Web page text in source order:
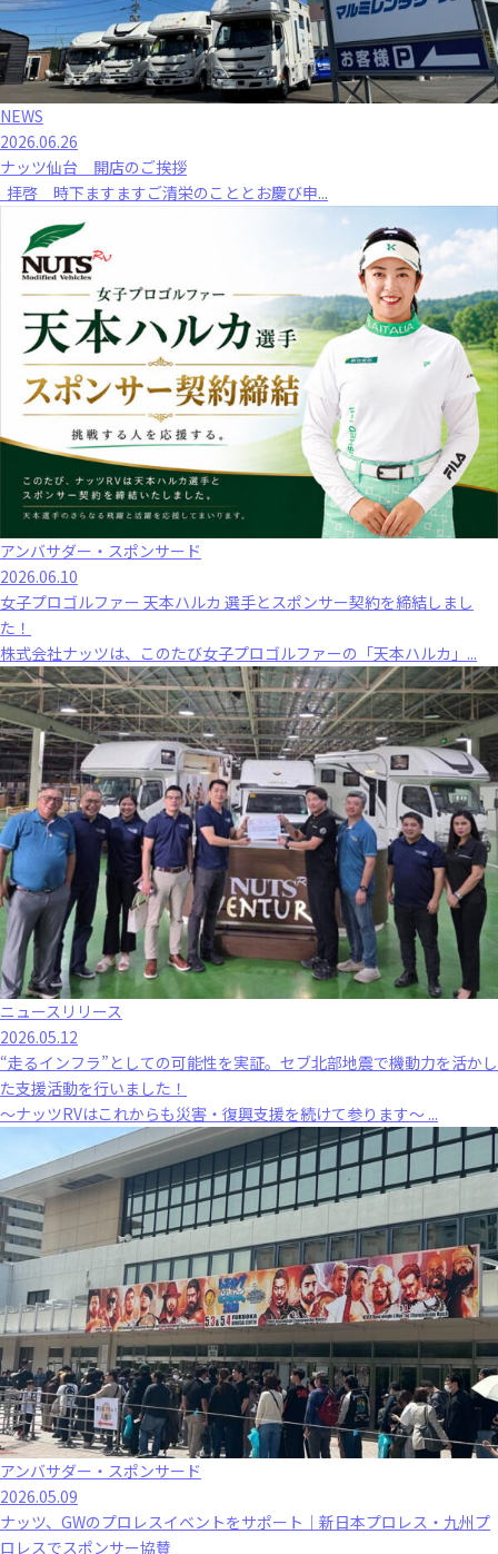
NEWS
2026.06.26
ナッツ仙台 開店のご挨拶
拝啓 時下ますますご清栄のこととお慶び申...
アンバサダー・スポンサード
2026.06.10
女子プロゴルファー 天本ハルカ 選手とスポンサー契約を締結しまし
た！
株式会社ナッツは、このたび女子プロゴルファーの「天本ハルカ」...
ニュースリリース
2026.05.12
“走るインフラ”としての可能性を実証。セブ北部地震で機動力を活かし
た支援活動を行いました！
～ナッツRVはこれからも災害・復興支援を続けて参ります～ ...
アンバサダー・スポンサード
2026.05.09
ナッツ、GWのプロレスイベントをサポート｜新日本プロレス・九州プ
ロレスでスポンサー協賛